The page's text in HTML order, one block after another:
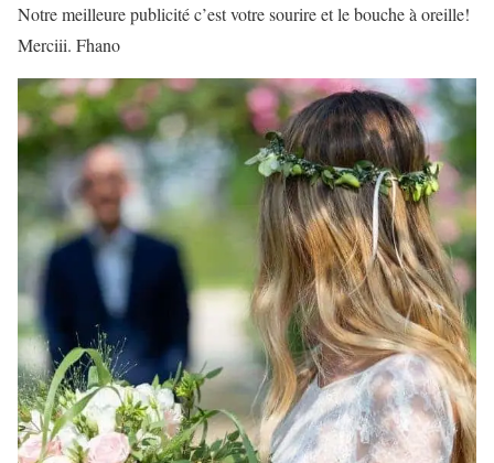
Notre meilleure publicité c’est votre sourire et le bouche à oreille!
Merciii. Fhano